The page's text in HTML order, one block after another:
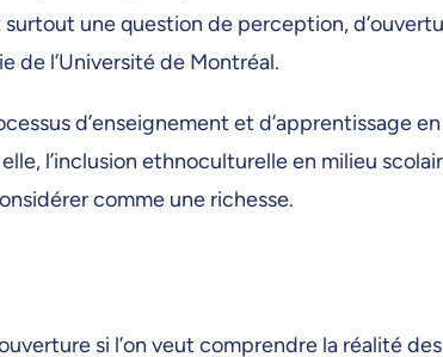
une question de perception,
de l’Université de Montréal.
d’enseignement et
l’inclusion ethnoculturelle en milieu
comme une richesse.
si l’on veut comprendre la réalité